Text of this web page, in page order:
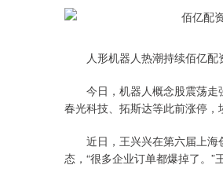
人形机器人热潮持续佰亿配
今日，机器人概念股震荡走强
春光科技、拓斯达等此前涨停，
近日，王兴兴在第六届上海
态，“很多企业订单都爆掉了。”